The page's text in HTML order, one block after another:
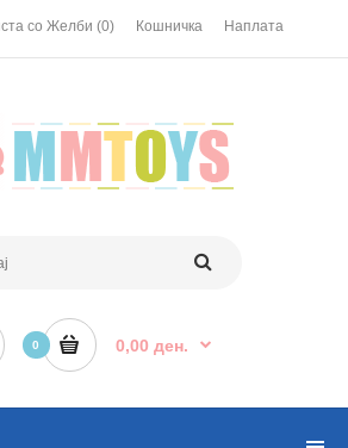
со Желби (0) Кошничка Наплата
0 0,00 ден.